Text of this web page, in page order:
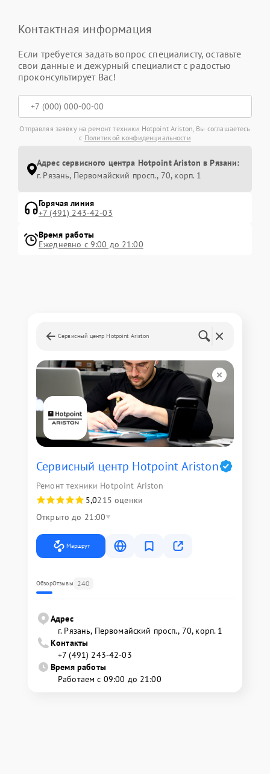
Контактная информация
Если требуется задать вопрос специалисту, оставьте
свои данные и дежурный специалист с радостью
проконсультирует Вас!
Отправляя заявку на ремонт техники Hotpoint Ariston, Вы соглашаетесь
с Политикой конфиденциальности
Адрес сервисного центра Hotpoint Ariston в Рязани:
г. Рязань, Первомайский просп., 70, корп. 1
Горячая линия
+7 (491) 243-42-03
Время работы
Ежедневно с 9:00 до 21:00
Сервисный центр Hotpoint Ariston
Сервисный центр Hotpoint Ariston
Ремонт техники Hotpoint Ariston
5,0215 оценки
Открыто до 21:00
Маршрут
ОбзорОтзывы 240
Адрес
г. Рязань, Первомайский просп., 70, корп. 1
Контакты
+7 (491) 243-42-03
Время работы
Работаем с 09:00 до 21:00